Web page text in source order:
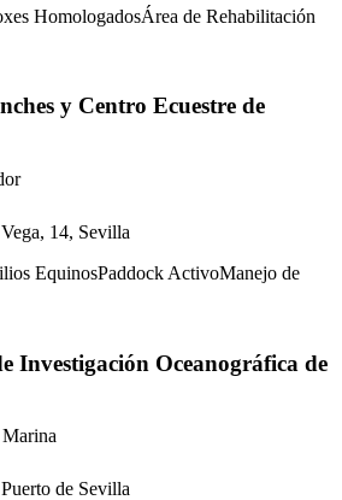
HomologadosÁrea de Rehabilitación
y Centro Ecuestre de
14, Sevilla
EquinosPaddock ActivoManejo de
Investigación Oceanográfica de
de Sevilla